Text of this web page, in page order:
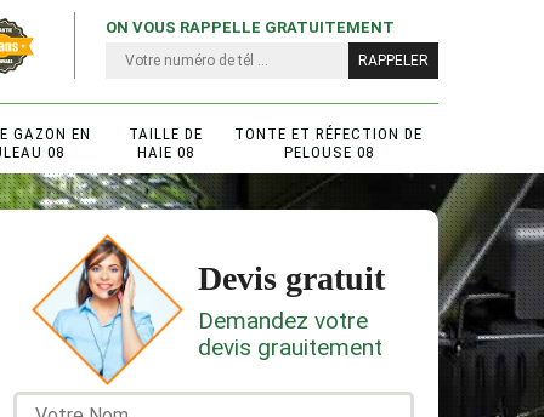
ON VOUS RAPPELLE GRATUITEMENT
GAZON EN
08
TAILLE DE
HAIE 08
TONTE ET RÉFECTION DE
PELOUSE 08
Devis gratuit
Demandez votre
devis grauitement